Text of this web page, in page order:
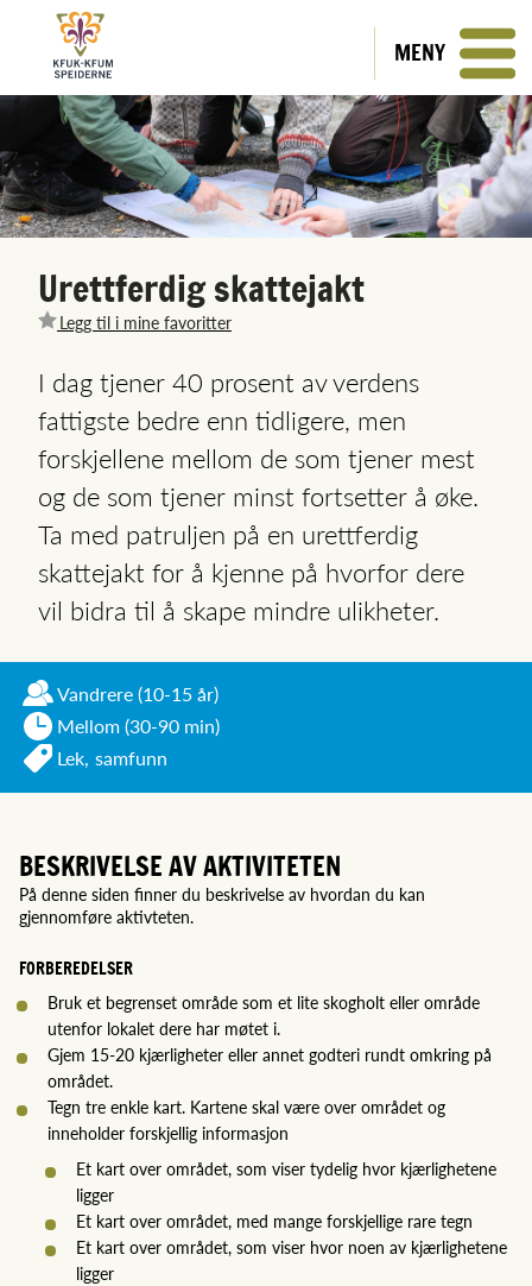
MENY
Urettferdig skattejakt
Legg til i mine favoritter
I dag tjener 40 prosent av verdens
fattigste bedre enn tidligere, men
forskjellene mellom de som tjener mest
og de som tjener minst fortsetter å øke.
Ta med patruljen på en urettferdig
skattejakt for å kjenne på hvorfor dere
vil bidra til å skape mindre ulikheter.
Vandrere(10-15 år)
Mellom (30-90 min)
Lek, samfunn
BESKRIVELSE AV AKTIVITETEN
På denne siden finner du beskrivelse av hvordan du kan
gjennomføre aktivteten.
FORBEREDELSER
Bruk et begrenset område som et lite skogholt eller område
utenfor lokalet dere har møtet i.
Gjem 15-20 kjærligheter eller annet godteri rundt omkring på
området.
Tegn tre enkle kart. Kartene skal være over området og
inneholder forskjellig informasjon
Et kart over området, som viser tydelig hvor kjærlighetene
ligger
Et kart over området, med mange forskjellige rare tegn
Et kart over området, som viser hvor noen av kjærlighetene
ligger